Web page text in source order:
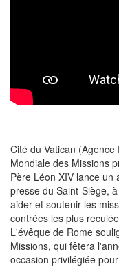
Cité du Vatican
Mondiale des Missions
Père Léon XIV lance un
presse du Saint-Siège,
aider et soutenir les
contrées les plus
L'évêque de Rome
Missions, qui fêtera
occasion privilégiée